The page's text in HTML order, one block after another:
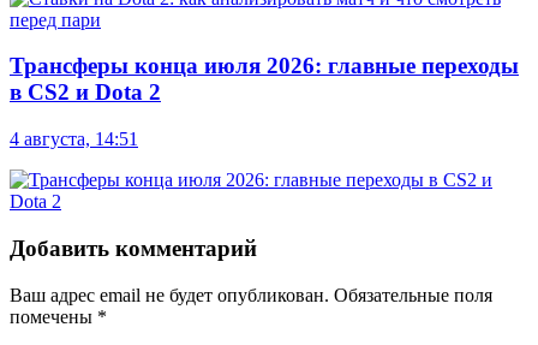
Трансферы конца июля 2026: главные переходы
в CS2 и Dota 2
4 августа, 14:51
Добавить комментарий
Ваш адрес email не будет опубликован. Обязательные поля
помечены *